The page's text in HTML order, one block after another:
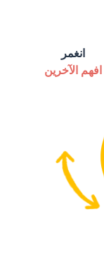
انغمر
افهم الآخرين